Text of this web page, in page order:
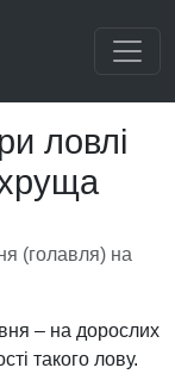
ловлі
(голавля) на
– на дорослих
такого лову.